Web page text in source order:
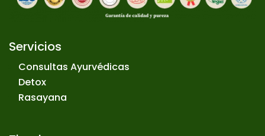
Servicios
Consultas Ayurvédicas
Detox
Rasayana